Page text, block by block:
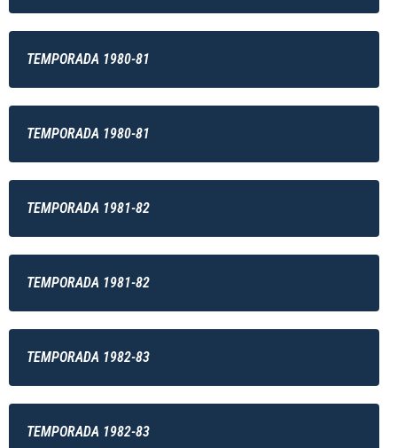
TEMPORADA 1980-81
TEMPORADA 1980-81
TEMPORADA 1981-82
TEMPORADA 1981-82
TEMPORADA 1982-83
TEMPORADA 1982-83